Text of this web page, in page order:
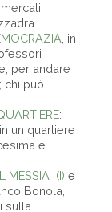
, in
per andare
chi può
:
un quartiere
e
MESSIA (I) e
Bonola,
sulla